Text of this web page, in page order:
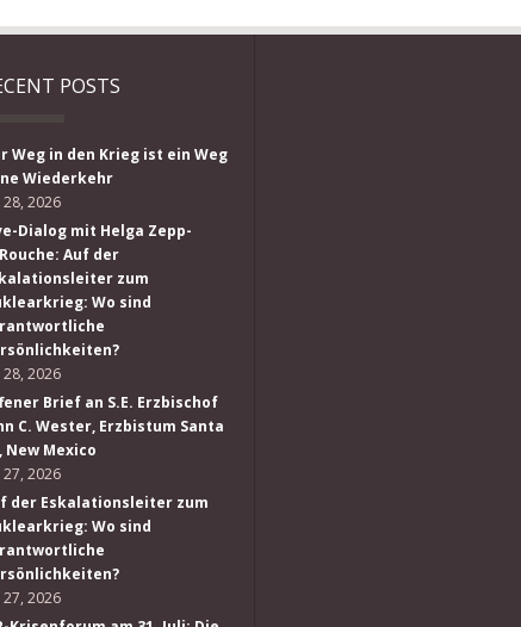
POSTS
Weg in den Krieg ist ein Weg
Wiederkehr
28, 2026
Dialog mit Helga Zepp-
Auf der
zum
Wo sind
28, 2026
Brief an S.E. Erzbischof
C. Wester, Erzbistum Santa
New Mexico
27, 2026
der Eskalationsleiter zum
Wo sind
27, 2026